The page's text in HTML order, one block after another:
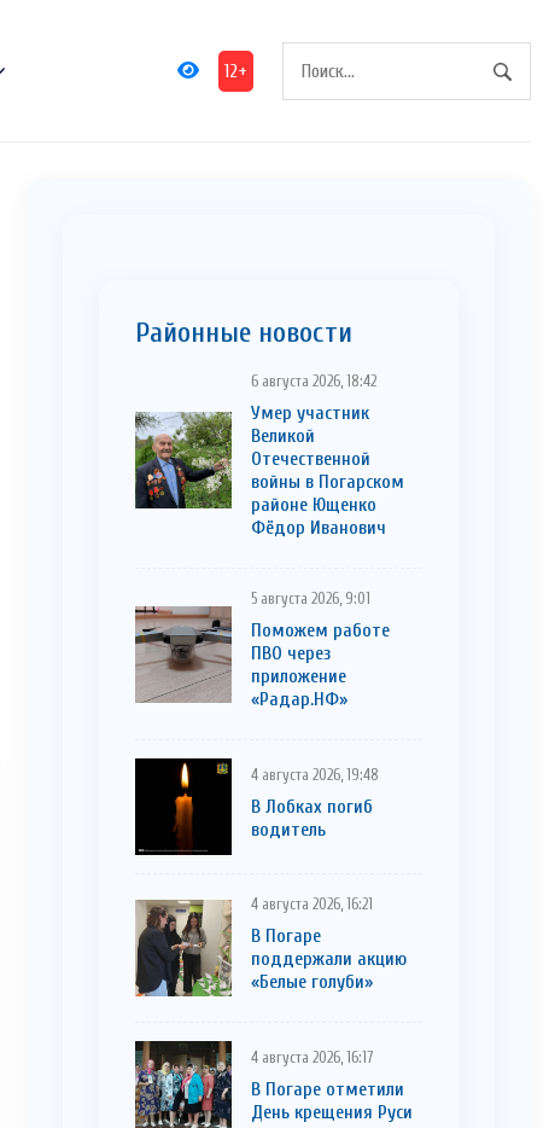
12+
Районные новости
6 августа 2026, 18:42
Умер участник
Великой
Отечественной
войны в Погарском
районе Ющенко
Фёдор Иванович
5 августа 2026, 9:01
Поможем работе
ПВО через
приложение
«Радар.НФ»
4 августа 2026, 19:48
В Лобках погиб
водитель
4 августа 2026, 16:21
В Погаре
поддержали акцию
«Белые голуби»
4 августа 2026, 16:17
В Погаре отметили
День крещения Руси